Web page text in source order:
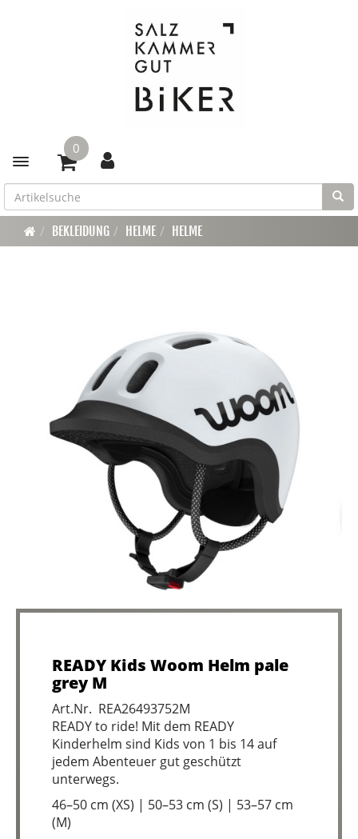
Toggle navigation
0
BEKLEIDUNG HELME HELME
READY Kids Woom Helm pale
grey M
Art.Nr. REA26493752M
READY to ride! Mit dem READY
Kinderhelm sind Kids von 1 bis 14 auf
jedem Abenteuer gut geschützt
unterwegs.
46–50 cm (XS) | 50–53 cm (S) | 53–57 cm
(M)